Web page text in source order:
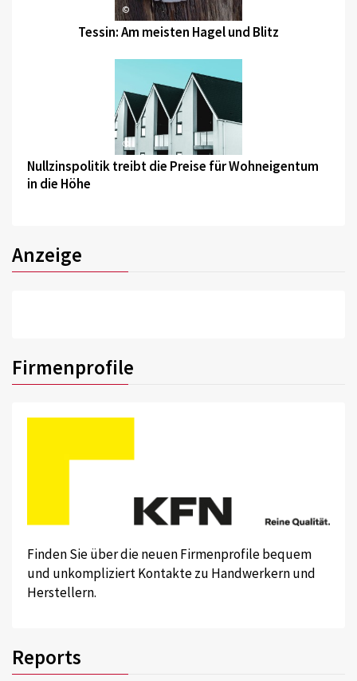
©
Tessin: Am meisten Hagel und Blitz
©
Nullzinspolitik treibt die Preise für Wohneigentum
in die Höhe
Anzeige
Firmenprofile
Finden Sie über die neuen Firmenprofile bequem
und unkompliziert Kontakte zu Handwerkern und
Herstellern.
Reports